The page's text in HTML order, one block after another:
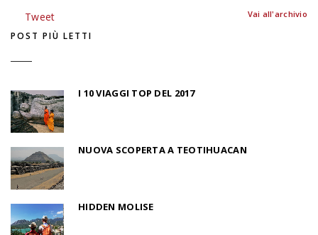
Vai all'archivio
Tweet
POST PIÙ LETTI
I 10 VIAGGI TOP DEL 2017
NUOVA SCOPERTA A TEOTIHUACAN
HIDDEN MOLISE